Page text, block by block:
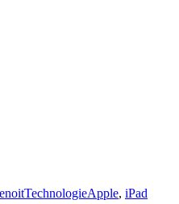
Catégories
TechnologieÉtiquettes
Apple, iPad